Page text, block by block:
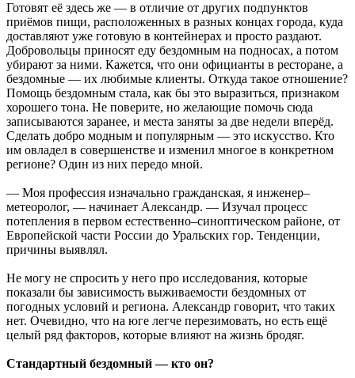
Готовят её здесь же — в отличие от других подпунктов
приёмов пищи, расположенных в разных концах города, куда
доставляют уже готовую в контейнерах и просто раздают.
Добровольцы приносят еду бездомным на подносах, а потом
убирают за ними. Кажется, что они официанты в ресторане, а
бездомные — их любимые клиенты. Откуда такое отношение?
Помощь бездомным стала, как бы это выразиться, признаком
хорошего тона. Не поверите, но желающие помочь сюда
записываются заранее, и места заняты за две недели вперёд.
Сделать добро модным и популярным — это искусство. Кто
им овладел в совершенстве и изменил многое в конкретном
регионе? Один из них передо мной.
— Моя профессия изначально гражданская, я инженер–
метеоролог, — начинает Александр. — Изучал процесс
потепления в первом естественно–синоптическом районе, от
Европейской части России до Уральских гор. Тенденции,
причины выявлял.
Не могу не спросить у него про исследования, которые
показали бы зависимость выживаемости бездомных от
погодных условий и региона. Александр говорит, что таких
нет. Очевидно, что на юге легче перезимовать, но есть ещё
целый ряд факторов, которые влияют на жизнь бродяг.
Стандартный бездомный — кто он?